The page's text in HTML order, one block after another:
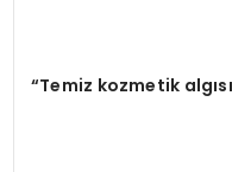
“Temiz kozmetik